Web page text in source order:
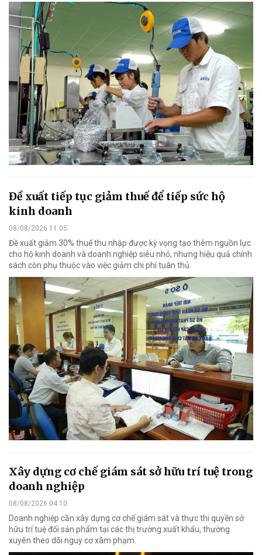
Đề xuất tiếp tục giảm thuế để tiếp sức hộ
kinh doanh
08/08/2026 11:05
Đề xuất giảm 30% thuế thu nhập được kỳ vọng tạo thêm nguồn lực
cho hộ kinh doanh và doanh nghiệp siêu nhỏ, nhưng hiệu quả chính
sách còn phụ thuộc vào việc giảm chi phí tuân thủ.
Xây dựng cơ chế giám sát sở hữu trí tuệ trong
doanh nghiệp
08/08/2026 04:10
Doanh nghiệp cần xây dựng cơ chế giám sát và thực thi quyền sở
hữu trí tuệ đối sản phẩm tại các thị trường xuất khẩu, thường
xuyên theo dõi nguy cơ xâm phạm.